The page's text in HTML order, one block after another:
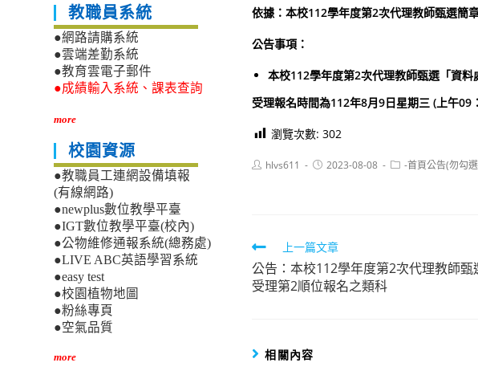
依據：本校112學年度第2次代理教師甄選簡
公告事項：
本校112學年度第2次代理教師甄選「資
受理報名時間為112年8月9日星期三 (上午
瀏覽次數: 302
Posthlvs611
Post2023-08-08
Post-首頁公告(勿勾
Read
more
articles
上一篇文章
公告：本校112學年度第2次代理教師甄
受理第2順位報名之類科
相關內容
教職員系統
●網路請購系統
●雲端差勤系統
●教育雲電子郵件
●成績輸入系統、課表查詢
more
校園資源
●教職員工連網設備填報
(有線網路)
●newplus數位教學平臺
●IGT數位教學平臺(校內)
●公物維修通報系統(總務處)
●LIVE ABC英語學習系統
●easy test
●校園植物地圖
●粉絲專頁
●空氣品質
more